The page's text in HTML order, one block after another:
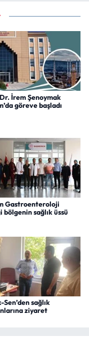
İrem Şenoymak
göreve başladı
Gastroenteroloji
bölgenin sağlık üssü
Sen’den sağlık
ziyaret